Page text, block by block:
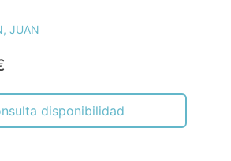
JUAN
disponibilidad